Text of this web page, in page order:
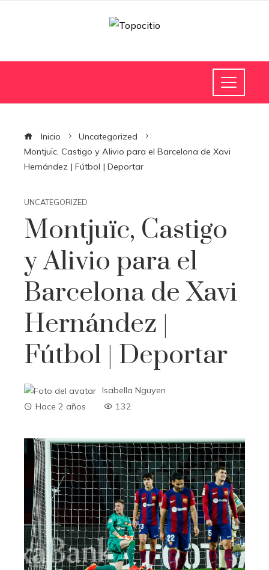
Inicio
Uncategorized
Montjuïc, Castigo y Alivio para el Barcelona de Xavi
Hernández | Fútbol | Deportar
UNCATEGORIZED
Montjuïc, Castigo
y Alivio para el
Barcelona de Xavi
Hernández |
Fútbol | Deportar
Isabella Nguyen
Hace 2 años
132